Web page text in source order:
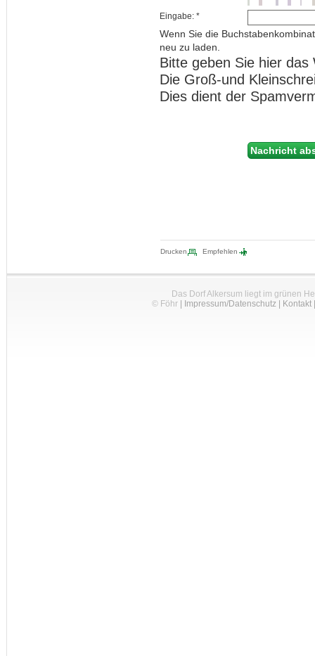
Eingabe: *
Wenn Sie die
neu zu laden.
Bitte geben Sie hier
Die Groß-und
Dies dient der
Drucken Empfehlen
Das Dorf Alkersum liegt im grünen
© Föhr| Impressum/Datenschutz| Kontakt